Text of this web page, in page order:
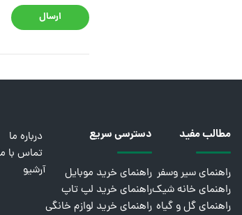
ارسال
مطالب مفید
راهنمای سیر وسفر
راهنمای خانه شیک
راهنمای گل و گیاه
دسترسی سریع
راهنمای خرید موبایل
راهنمای خرید لپ تاپ
راهنمای خرید لوازم خانگی
درباره ما
تماس با
آرشیو